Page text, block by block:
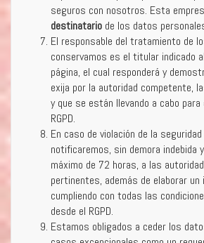
seguros con nosotros. Esta
destinatario de los datos
El responsable del tratamiento de
conservamos es el titular indicado
página, el cual responderá y
exija por la autoridad competente,
y que se están llevando a cabo
RGPD.
En caso de violación de la
notificaremos, sin demora indebida
máximo de 72 horas, a las
pertinentes, además de elaborar un
cumpliendo con todas las
desde el RGPD.
Estamos obligados a ceder los